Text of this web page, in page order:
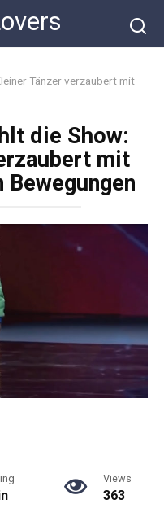
Tänzer verzaubert mit
die Show:
mit
Views
363